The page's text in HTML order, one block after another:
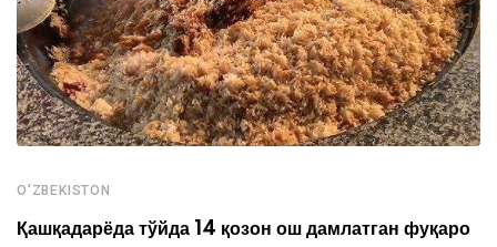
O'ZBEKISTON
Қашқадарёда тўйда 14 қозон ош дамлатган фуқаро